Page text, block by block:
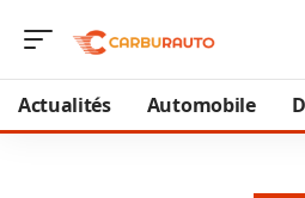
Actualités Automobile